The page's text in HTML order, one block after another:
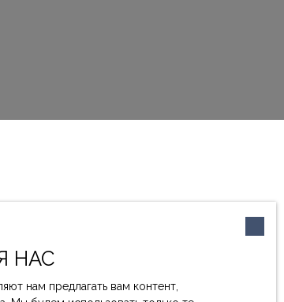
НАС
нам предлагать вам контент,